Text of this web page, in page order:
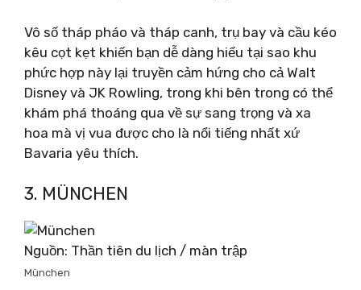
Vô số tháp pháo và tháp canh, trụ bay và cầu kéo
kêu cọt kẹt khiến bạn dễ dàng hiểu tại sao khu
phức hợp này lại truyền cảm hứng cho cả Walt
Disney và JK Rowling, trong khi bên trong có thể
khám phá thoáng qua về sự sang trọng và xa
hoa mà vị vua được cho là nổi tiếng nhất xứ
Bavaria yêu thích.
3. MÜNCHEN
Nguồn: Thần tiên du lịch / màn trập
München